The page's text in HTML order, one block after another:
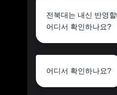
전북대는 내신 반영
어디서 확인하나요?
어디서 확인하나요?